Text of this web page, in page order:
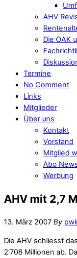
AHV
Die OAK
Termine
No Comment
Links
Mitglieder
Über uns
Kontakt
Vorstand
Mitglied
Abo
Werbung
AHV mit 2,7
13. März 2007 By
Die AHV schliesst
2’708 Millionen ab.